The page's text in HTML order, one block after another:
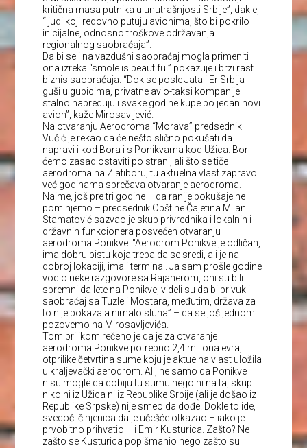
kritična masa putnika u unutrašnjosti Srbije”, dakle,
“ljudi koji redovno putuju avionima, što bi pokrilo
inicijalne, odnosno troškove održavanja
regionalnog saobraćaja”.
Da bi se i na vazdušni saobraćaj mogla primeniti
ona izreka “smole is beautiful” pokazuje i brzi rast
biznis saobraćaja. “Dok se posle Jata i Er Srbija
guši u gubicima, privatne avio-taksi kompanije
stalno napreduju i svake godine kupe po jedan novi
avion”, kaže Mirosavljević.
Na otvaranju Aerodroma “Morava” predsednik
Vučić je rekao da će nešto slično pokušati da
napravi i kod Bora i s Ponikvama kod Užica. Bor
ćemo zasad ostaviti po strani, ali što se tiče
aerodroma na Zlatiboru, tu aktuelna vlast zapravo
već godinama sprečava otvaranje aerodroma.
Naime, još pre tri godine – da ranije pokušaje ne
pominjemo – predsednik Opštine Čajetina Milan
Stamatović sazvao je skup privrednika i lokalnih i
državnih funkcionera posvećen otvaranju
aerodroma Ponikve. “Aerodrom Ponikve je odličan,
ima dobru pistu koja treba da se sredi, ali je na
dobroj lokaciji, ima i terminal. Ja sam prošle godine
vodio neke razgovore sa Rajanerom, oni su bili
spremni da lete na Ponikve, videli su da bi privukli
saobraćaj sa Tuzle i Mostara, međutim, država za
to nije pokazala nimalo sluha” – da se još jednom
pozovemo na Mirosavljevića.
Tom prilikom rečeno je da je za otvaranje
aerodroma Ponikve potrebno 2,4 miliona evra,
otprilike četvrtina sume koju je aktuelna vlast uložila
u kraljevački aerodrom. Ali, ne samo da Ponikve
nisu mogle da dobiju tu sumu nego ni na taj skup
niko ni iz Užica ni iz Republike Srbije (ali je došao iz
Republike Srpske) nije smeo da dođe. Dokle to ide,
svedoči činjenica da je učešće otkazao – iako je
prvobitno prihvatio – i Emir Kusturica. Zašto? Ne
zašto se Kusturica popišmanio nego zašto su